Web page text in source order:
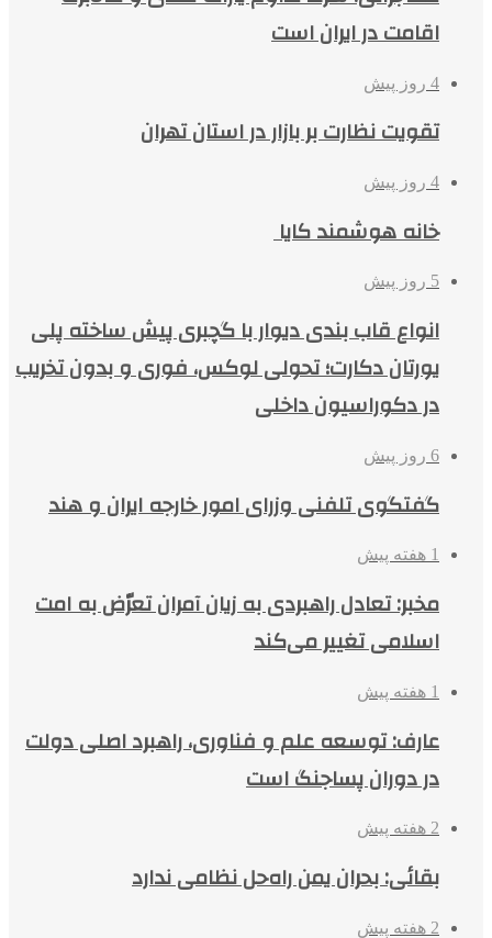
اقامت در ایران است
4 روز پیش
تقویت نظارت بر بازار در استان تهران
4 روز پیش
خانه هوشمند کایا
5 روز پیش
انواع قاب بندی دیوار با گچبری پیش ساخته پلی
یورتان دکارت؛ تحولی لوکس، فوری و بدون تخریب
در دکوراسیون داخلی
6 روز پیش
گفتگوی تلفنی وزرای امور خارجه ایران و هند
1 هفته پیش
مخبر: تعادل راهبردی به زیان آمران تعرّض به امت
اسلامی تغییر می‌کند
1 هفته پیش
عارف: توسعه علم و فناوری، راهبرد اصلی دولت
در دوران پساجنگ است
2 هفته پیش
بقائی: بحران یمن راه‌حل نظامی ندارد
2 هفته پیش